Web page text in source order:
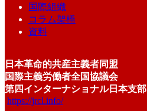
国際組織
コラム架橋
資料
日本革命的共産主義者同盟
国際主義労働者全国協議会
第四インターナショナル日本支部
https://jrcl.info/